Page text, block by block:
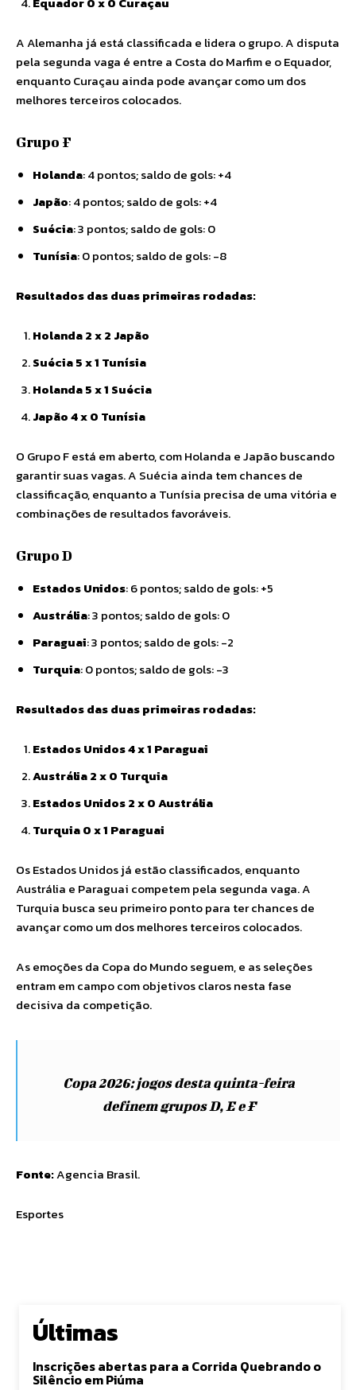
A Alemanha já está classificada e lidera o grupo. A disputa
pela segunda vaga é entre a Costa do Marfim e o Equador,
enquanto Curaçau ainda pode avançar como um dos
melhores terceiros colocados.
Grupo F
Holanda: 4 pontos; saldo de gols: +4
Japão: 4 pontos; saldo de gols: +4
Suécia: 3 pontos; saldo de gols: 0
Tunísia: 0 pontos; saldo de gols: -8
Resultados das duas primeiras rodadas:
Holanda 2 x 2 Japão
Suécia 5 x 1 Tunísia
Holanda 5 x 1 Suécia
Japão 4 x 0 Tunísia
O Grupo F está em aberto, com Holanda e Japão buscando
garantir suas vagas. A Suécia ainda tem chances de
classificação, enquanto a Tunísia precisa de uma vitória e
combinações de resultados favoráveis.
Grupo D
Estados Unidos: 6 pontos; saldo de gols: +5
Austrália: 3 pontos; saldo de gols: 0
Paraguai: 3 pontos; saldo de gols: -2
Turquia: 0 pontos; saldo de gols: -3
Resultados das duas primeiras rodadas:
Estados Unidos 4 x 1 Paraguai
Austrália 2 x 0 Turquia
Estados Unidos 2 x 0 Austrália
Turquia 0 x 1 Paraguai
Os Estados Unidos já estão classificados, enquanto
Austrália e Paraguai competem pela segunda vaga. A
Turquia busca seu primeiro ponto para ter chances de
avançar como um dos melhores terceiros colocados.
As emoções da Copa do Mundo seguem, e as seleções
entram em campo com objetivos claros nesta fase
decisiva da competição.
Copa 2026: jogos desta quinta-feira
definem grupos D, E e F
Fonte:Agencia Brasil.
Esportes
Últimas
Inscrições abertas para a Corrida Quebrando o
Silêncio em Piúma